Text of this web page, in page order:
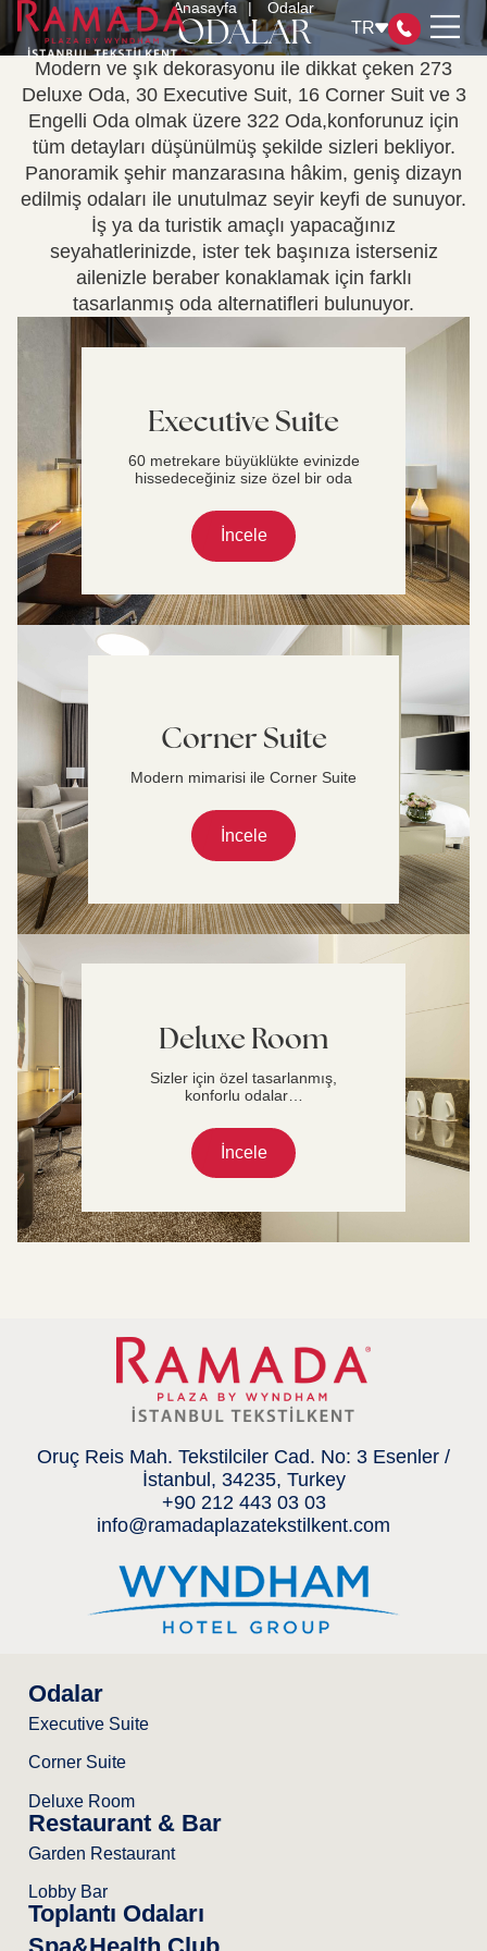
TR
ODALAR
RESTAURANT & BAR
TOPLANTI ODALARI
SPA&HEALTH CLUB
WYNDHAM REWARDS
SERTİFİKALARIMIZ
SÜRDÜRÜLEBİLİRLİK YÖNETİMİ
Anasayfa Odalar
ODALAR
Modern ve şık dekorasyonu ile dikkat çeken 273
Deluxe Oda, 30 Executive Suit, 16 Corner Suit ve 3
Engelli Oda olmak üzere 322 Oda,konforunuz için
tüm detayları düşünülmüş şekilde sizleri bekliyor.
Panoramik şehir manzarasına hâkim, geniş dizayn
edilmiş odaları ile unutulmaz seyir keyfi de sunuyor.
İş ya da turistik amaçlı yapacağınız
seyahatlerinizde, ister tek başınıza isterseniz
ailenizle beraber konaklamak için farklı
tasarlanmış oda alternatifleri bulunuyor.
Executive Suite
60 metrekare büyüklükte evinizde
hissedeceğiniz size özel bir oda
İncele
Corner Suite
Modern mimarisi ile Corner Suite
İncele
Deluxe Room
Sizler için özel tasarlanmış,
konforlu odalar…
İncele
Odalar
Executive Suite
Corner Suite
Deluxe Room
Restaurant & Bar
Garden Restaurant
Lobby Bar
Toplantı Odaları
Oruç Reis Mah. Tekstilciler Cad. No: 3 Esenler /
İstanbul, 34235, Turkey
+90 212 443 03 03
info@ramadaplazatekstilkent.com